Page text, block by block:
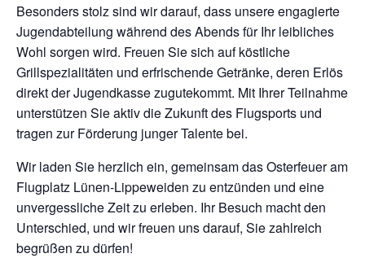
Besonders stolz sind wir darauf, dass unsere engagierte
Jugendabteilung während des Abends für Ihr leibliches
Wohl sorgen wird. Freuen Sie sich auf köstliche
Grillspezialitäten und erfrischende Getränke, deren Erlös
direkt der Jugendkasse zugutekommt. Mit Ihrer Teilnahme
unterstützen Sie aktiv die Zukunft des Flugsports und
tragen zur Förderung junger Talente bei.
Wir laden Sie herzlich ein, gemeinsam das Osterfeuer am
Flugplatz Lünen-Lippeweiden zu entzünden und eine
unvergessliche Zeit zu erleben. Ihr Besuch macht den
Unterschied, und wir freuen uns darauf, Sie zahlreich
begrüßen zu dürfen!